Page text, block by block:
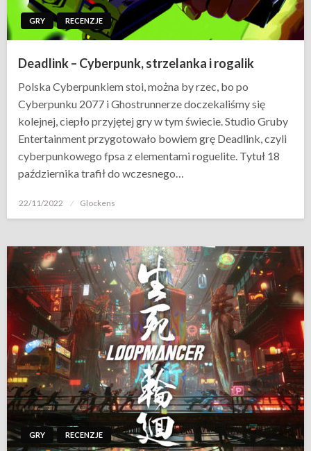
GRY RECENZJE
Deadlink – Cyberpunk, strzelanka i rogalik
Polska Cyberpunkiem stoi, można by rzec, bo po
Cyberpunku 2077 i Ghostrunnerze doczekaliśmy się
kolejnej, ciepło przyjętej gry w tym świecie. Studio Gruby
Entertainment przygotowało bowiem grę Deadlink, czyli
cyberpunkowego fpsa z elementami roguelite. Tytuł 18
października trafił do wczesnego…
Opublikowane
22/11/2022 Glockens
GRY RECENZJE